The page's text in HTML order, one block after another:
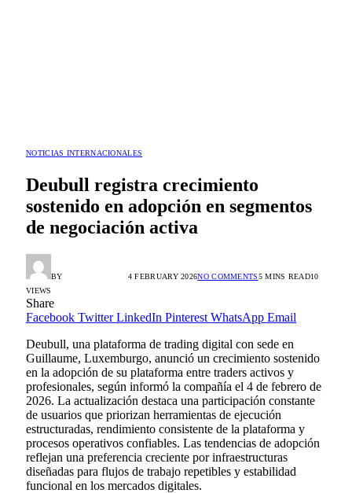
NOTICIAS INTERNACIONALES
Deubull registra crecimiento
sostenido en adopción en segmentos
de negociación activa
BY 4 FEBRUARY 2026NO COMMENTS5 MINS READ10
VIEWS
Share
Facebook Twitter LinkedIn Pinterest WhatsApp Email
Deubull, una plataforma de trading digital con sede en
Guillaume, Luxemburgo, anunció un crecimiento sostenido
en la adopción de su plataforma entre traders activos y
profesionales, según informó la compañía el 4 de febrero de
2026. La actualización destaca una participación constante
de usuarios que priorizan herramientas de ejecución
estructuradas, rendimiento consistente de la plataforma y
procesos operativos confiables. Las tendencias de adopción
reflejan una preferencia creciente por infraestructuras
diseñadas para flujos de trabajo repetibles y estabilidad
funcional en los mercados digitales.